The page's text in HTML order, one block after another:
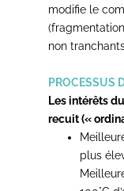
modifie le
non
PROCESSUS
Les intérêts
recuit («
plus